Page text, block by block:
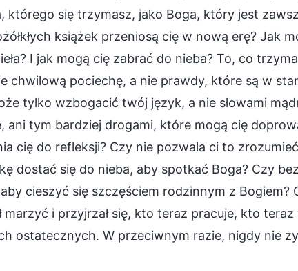
którego się trzymasz, jako Boga, który jest
książek przeniosą cię w nową erę? Jak
I jak mogą cię zabrać do nieba? To, co
chwilową pociechę, a nie prawdy, które są w
tylko wzbogacić twój język, a nie słowami
ani tym bardziej drogami, które mogą cię
cię do refleksji? Czy nie pozwala ci to
dostać się do nieba, aby spotkać Boga? Czy
cieszyć się szczęściem rodzinnym z Bogiem?
marzyć i przyjrzał się, kto teraz pracuje, kto teraz
ostatecznych. W przeciwnym razie, nigdy nie